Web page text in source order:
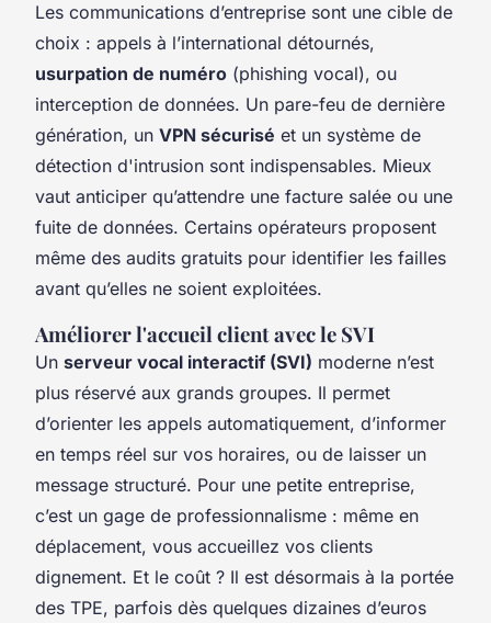
Les communications d’entreprise sont une cible de
choix : appels à l’international détournés,
usurpation de numéro (phishing vocal), ou
interception de données. Un pare-feu de dernière
génération, un VPN sécurisé et un système de
détection d'intrusion sont indispensables. Mieux
vaut anticiper qu’attendre une facture salée ou une
fuite de données. Certains opérateurs proposent
même des audits gratuits pour identifier les failles
avant qu’elles ne soient exploitées.
Améliorer l'accueil client avec le SVI
Un serveur vocal interactif (SVI) moderne n’est
plus réservé aux grands groupes. Il permet
d’orienter les appels automatiquement, d’informer
en temps réel sur vos horaires, ou de laisser un
message structuré. Pour une petite entreprise,
c’est un gage de professionnalisme : même en
déplacement, vous accueillez vos clients
dignement. Et le coût ? Il est désormais à la portée
des TPE, parfois dès quelques dizaines d’euros